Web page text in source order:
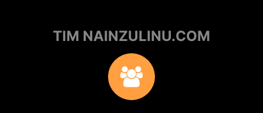
TIM NAINZULINU.COM